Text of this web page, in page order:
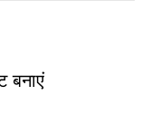
बनाएं